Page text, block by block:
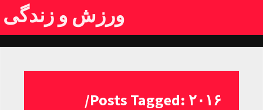
ورزش و زندگی
Posts Tagged: ۲۰۱۶/